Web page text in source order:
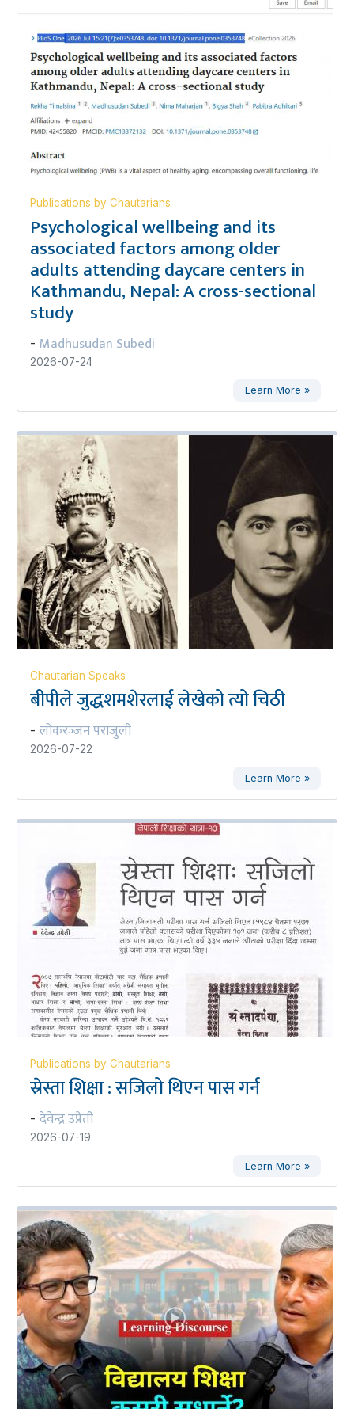
Publications by Chautarians
Psychological wellbeing and its
associated factors among older
adults attending daycare centers in
Kathmandu, Nepal: A cross-sectional
study
- Madhusudan Subedi
2026-07-24
Learn More »
Chautarian Speaks
बीपीले जुद्धशमशेरलाई लेखेको त्यो चिठी
- लोकरञ्‍जन पराजुली
2026-07-22
Learn More »
Publications by Chautarians
स्रेस्ता शिक्षा : सजिलो थिएन पास गर्न
- देवेन्द्र उप्रेती
2026-07-19
Learn More »